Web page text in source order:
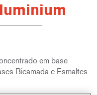
em base
Bicamada e Esmaltes